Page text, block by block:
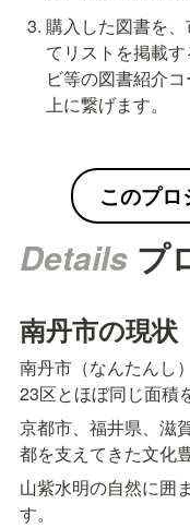
購入した図書を
てリストを掲載
ビ等の図書紹介
上に繋げます。
このプ
Details プ
南丹市の現状
南丹市（なんたんし
23区とほぼ同じ面積
京都市、福井県、滋
都を支えてきた文化
山紫水明の自然に囲
す。